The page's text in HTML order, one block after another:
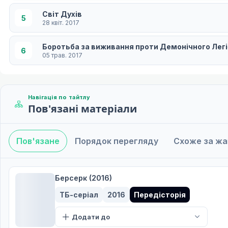
5 Світ Духів
28 квіт. 2017
6 Боротьба за виживання проти Демонічного
05 трав. 2017
Корупція Кліфота
Броня Берсерка
26 трав. 2017
Подорож починається у вогні
Проголошені передвісники
16 черв. 2017
Навігація по тайтлу
Пов'язані матеріали
Пов'язане Порядок перегляду Схоже за
Берсерк (2016)
ТБ-серіал
2016 Передісторія
Додати до